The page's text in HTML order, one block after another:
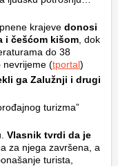
krajeve donosi
i češćom kišom , dok
do 38
nevrijeme (tportal)
ga Zalužnji i drugi
turizma”
Vlasnik tvrdi da je
za njega završena, a
turista,